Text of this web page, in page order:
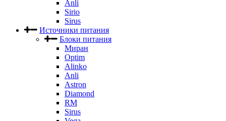
Anli
Sirio
Sirus
Источники питания
Блоки питания
Миран
Optim
Alinko
Anli
Astron
Diamond
RM
Sirus